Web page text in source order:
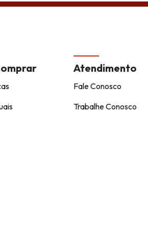
Atendimento
Fale Conosco
Trabalhe Conosco